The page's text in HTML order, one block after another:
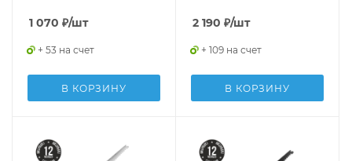
1 070 ₽/шт
+ 53 на счет
В КОРЗИНУ
2 190 ₽/шт
+ 109 на счет
В КОРЗИНУ